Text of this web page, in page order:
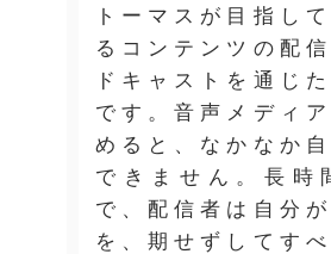
トーマスが目指し
るコンテンツの配
ドキャストを通じ
です。音声メディ
めると、なかなか
できません。長時
で、配信者は自分
を、期せずしてす